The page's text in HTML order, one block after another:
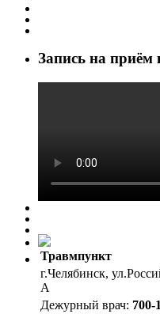
Запись на приём
Травмпункт
г.Челябинск,
А
Дежурный врач: 700-